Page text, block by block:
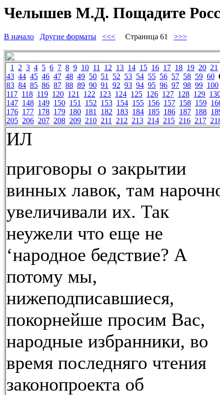
Челышев М.Д. Пощадите
В начало Другие форматы <<< Страница 61 >>>
1 2 3 4 5 6 7 8 9 10 11 12 13 14 15 16 17 18 19 20 21
43 44 45 46 47 48 49 50 51 52 53 54 55 56 57 58 59 60
83 84 85 86 87 88 89 90 91 92 93 94 95 96 97 98 99 100
117 118 119 120 121 122 123 124 125 126 127 128 129
147 148 149 150 151 152 153 154 155 156 157 158 159
176 177 178 179 180 181 182 183 184 185 186 187 188
205 206 207 208 209 210 211 212 213 214 215 216 217
ИЛ
приговоры о закрытии
винных лавок, там
увеличивали их. Так
неужели что еще не
‘народное бедствие? А
потому мы,
нижеподписавшиеся,
покорнейше просим Вас,
народные избранники, во
время последняго чтения
законопроекта об